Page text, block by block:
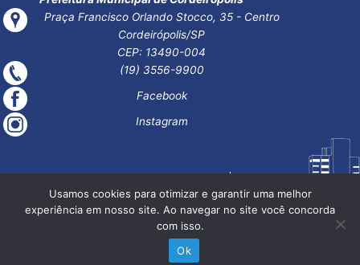
Praça Francisco Orlando Stocco, 35 - Centro
Cordeirópolis/SP
CEP: 13490-004
(19) 3556-9900
Facebook
Instagram
Usamos cookies para otimizar e garantir uma melhor
experiência em nosso site. Ao navegar no site você concorda
com isso.
Ok